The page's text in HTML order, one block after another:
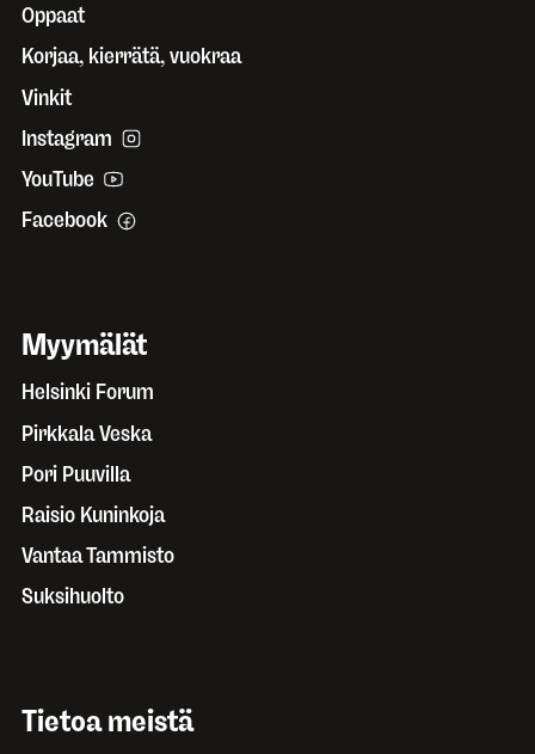
Oppaat
Korjaa, kierrätä, vuokraa
Vinkit
Instagram
YouTube
Facebook
Myymälät
Helsinki Forum
Pirkkala Veska
Pori Puuvilla
Raisio Kuninkoja
Vantaa Tammisto
Suksihuolto
Tietoa meistä